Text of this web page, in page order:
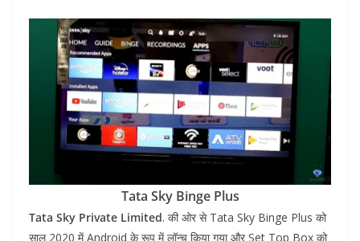
Tata Sky Binge Plus
Tata Sky Private Limited. की ओर से Tata Sky Binge Plus को
साल 2020 में Android के रूप में लॉन्च किया गया और Set Top Box को